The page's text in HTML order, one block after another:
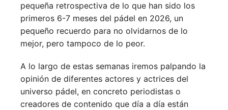
pequeña retrospectiva de lo que han sido los
primeros 6-7 meses del pádel en 2026, un
pequeño recuerdo para no olvidarnos de lo
mejor, pero tampoco de lo peor.
A lo largo de estas semanas iremos palpando la
opinión de diferentes actores y actrices del
universo pádel, en concreto periodistas o
creadores de contenido que día a día están